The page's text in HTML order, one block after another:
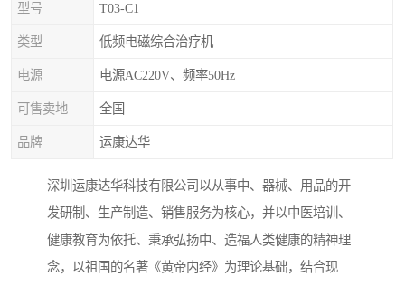
型号 T03-C1
类型 低频电磁综合治疗机
电源 电源AC220V、频率50Hz
可售卖地 全国
品牌 运康达华
深圳运康达华科技有限公司以从事中、器械、用品的开
发研制、生产制造、销售服务为核心，并以中医培训、
健康教育为依托、秉承弘扬中、造福人类健康的精神理
念，以祖国的名著《黄帝内经》为理论基础，结合现